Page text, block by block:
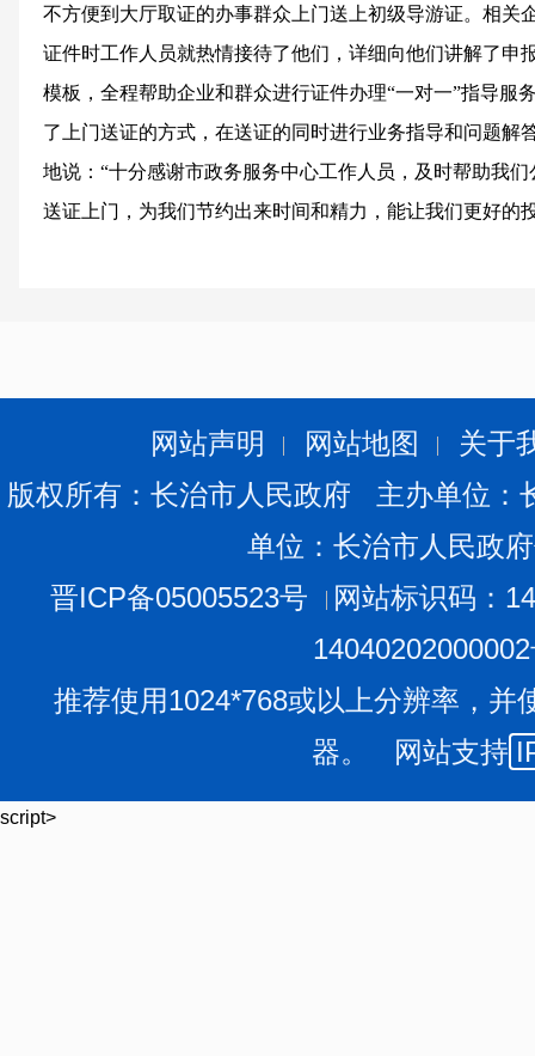
不方便到大厅取证的办事群众上门送上初级导游证。相关
证件时工作人员就热情接待了他们，详细向他们讲解了申
模板，全程帮助企业和群众进行证件办理“一对一”指导服
了上门送证的方式，在送证的同时进行业务指导和问题解
地说：“十分感谢市政务服务中心工作人员，及时帮助我
送证上门，为我们节约出来时间和精力，能让我们更好的
网站声明 网站地图
关于
版权所有：长治市人民政府 主办单位
单位：长治市人民政
晋ICP备05005523号
网站标识码：
推荐使用1024*768或以上分辨率，并
器。 网站支持
script>